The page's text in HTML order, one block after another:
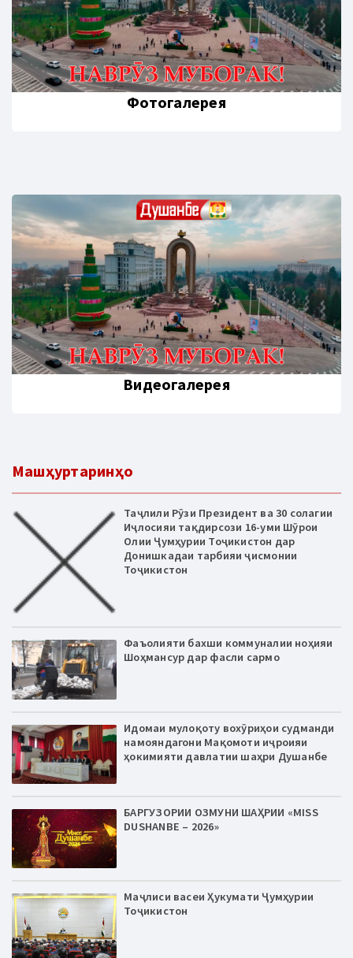
Фотогалерея
Видеогалерея
Машҳуртаринҳо
Таҷлили Рӯзи Президент ва 30 солагии
Иҷлосияи тақдирсози 16-уми Шӯрои
Олии Ҷумҳурии Тоҷикистон дар
Донишкадаи тарбияи ҷисмонии
Тоҷикистон
Фаъолияти бахши коммуналии ноҳияи
Шоҳмансур дар фасли сармо
Идомаи мулоқоту вохӯриҳои судманди
намояндагони Мақомоти иҷроияи
ҳокимияти давлатии шаҳри Душанбе
БАРГУЗОРИИ ОЗМУНИ ШАҲРИИ «MISS
DUSHANBE – 2026»
Маҷлиси васеи Ҳукумати Ҷумҳурии
Тоҷикистон